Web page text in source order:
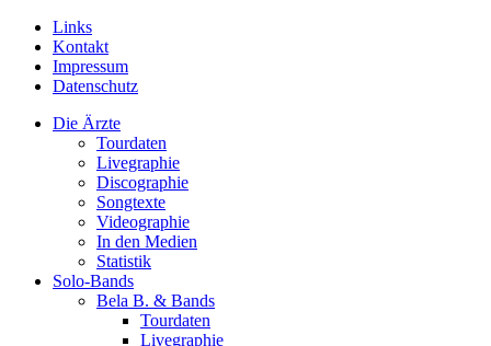
Links
Kontakt
Impressum
Datenschutz
Die Ärzte
Tourdaten
Livegraphie
Discographie
Songtexte
Videographie
In den Medien
Statistik
Solo-Bands
Bela B. & Bands
Tourdaten
Livegraphie